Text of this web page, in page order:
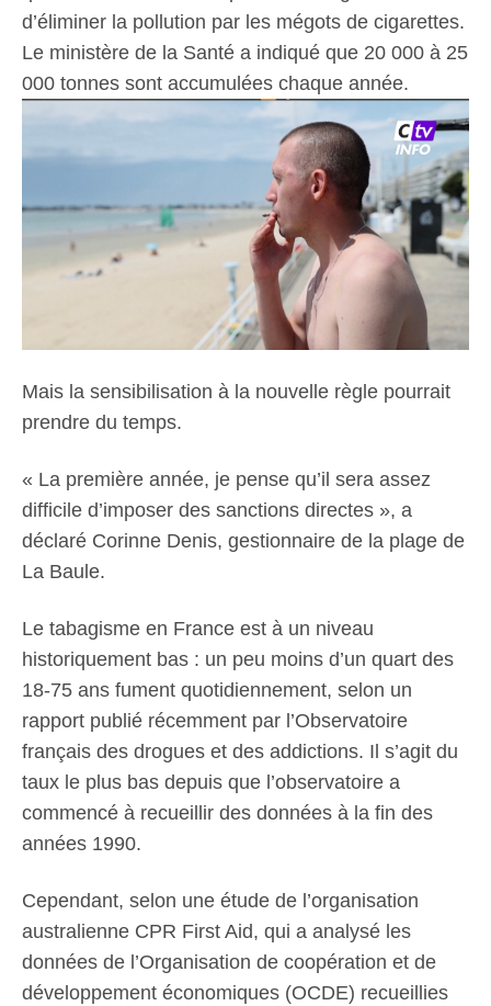
d’éliminer la pollution par les mégots de cigarettes.
Le ministère de la Santé a indiqué que 20 000 à 25
000 tonnes sont accumulées chaque année.
Mais la sensibilisation à la nouvelle règle pourrait
prendre du temps.
« La première année, je pense qu’il sera assez
difficile d’imposer des sanctions directes », a
déclaré Corinne Denis, gestionnaire de la plage de
La Baule.
Le tabagisme en France est à un niveau
historiquement bas : un peu moins d’un quart des
18-75 ans fument quotidiennement, selon un
rapport publié récemment par l’Observatoire
français des drogues et des addictions. Il s’agit du
taux le plus bas depuis que l’observatoire a
commencé à recueillir des données à la fin des
années 1990.
Cependant, selon une étude de l’organisation
australienne CPR First Aid, qui a analysé les
données de l’Organisation de coopération et de
développement économiques (OCDE) recueillies